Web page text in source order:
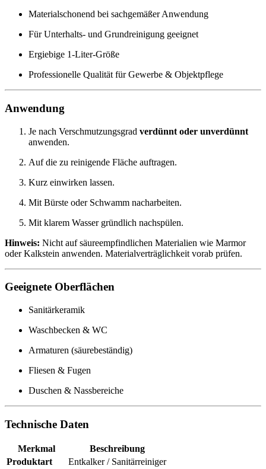
Materialschonend bei sachgemäßer Anwendung
Für Unterhalts- und Grundreinigung geeignet
Ergiebige 1-Liter-Größe
Professionelle Qualität für Gewerbe & Objektpflege
Anwendung
Je nach Verschmutzungsgrad verdünnt oder unverdünnt
anwenden.
Auf die zu reinigende Fläche auftragen.
Kurz einwirken lassen.
Mit Bürste oder Schwamm nacharbeiten.
Mit klarem Wasser gründlich nachspülen.
Hinweis: Nicht auf säureempfindlichen Materialien wie Marmor
oder Kalkstein anwenden. Materialverträglichkeit vorab prüfen.
Geeignete Oberflächen
Sanitärkeramik
Waschbecken & WC
Armaturen (säurebeständig)
Fliesen & Fugen
Duschen & Nassbereiche
Technische Daten
Merkmal
Beschreibung
Produktart
Entkalker / Sanitärreiniger